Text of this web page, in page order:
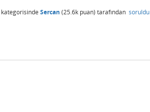
kategorisinde Sercan (25.6k puan) tarafından soruldu